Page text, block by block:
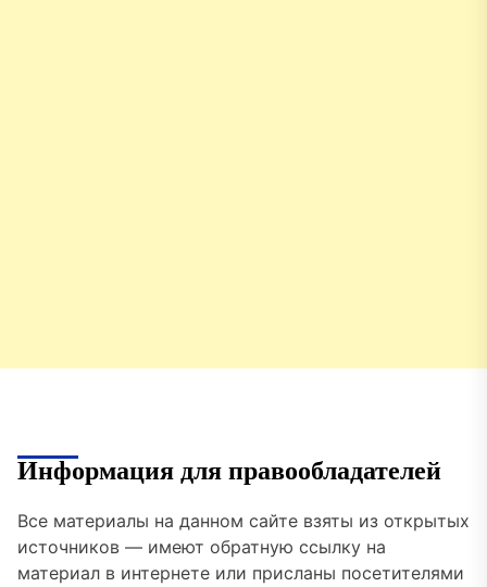
Информация для правообладателей
Все материалы на данном сайте взяты из открытых
источников — имеют обратную ссылку на
материал в интернете или присланы посетителями